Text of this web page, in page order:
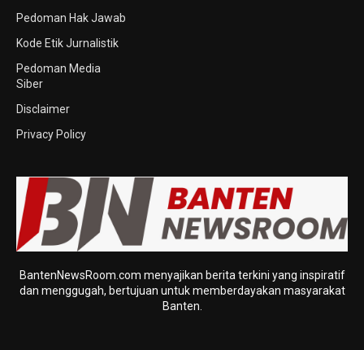
Pedoman Hak Jawab
Kode Etik Jurnalistik
Pedoman Media
Siber
Disclaimer
Privacy Policy
BantenNewsRoom.com menyajikan berita terkini yang inspiratif
dan menggugah, bertujuan untuk memberdayakan masyarakat
Banten.